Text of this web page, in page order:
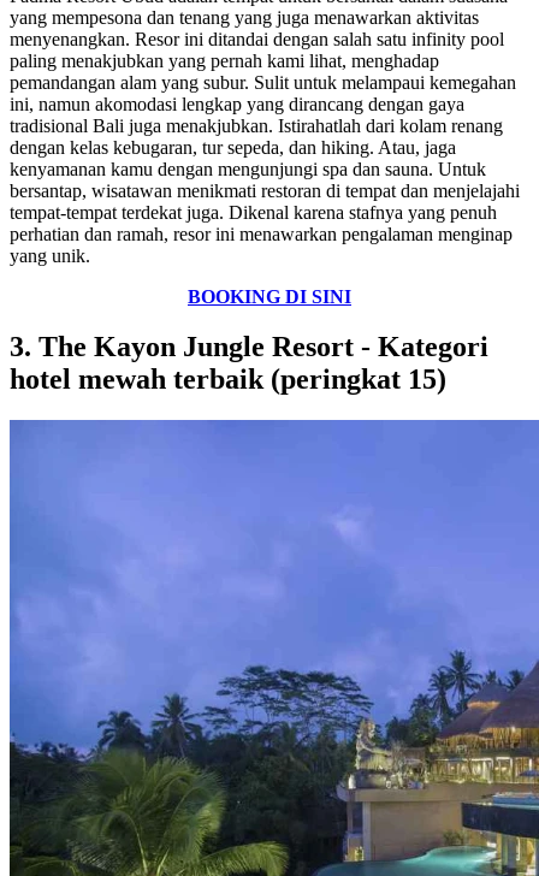
yang mempesona dan tenang yang juga menawarkan aktivitas
menyenangkan. Resor ini ditandai dengan salah satu infinity pool
paling menakjubkan yang pernah kami lihat, menghadap
pemandangan alam yang subur. Sulit untuk melampaui kemegahan
ini, namun akomodasi lengkap yang dirancang dengan gaya
tradisional Bali juga menakjubkan. Istirahatlah dari kolam renang
dengan kelas kebugaran, tur sepeda, dan hiking. Atau, jaga
kenyamanan kamu dengan mengunjungi spa dan sauna. Untuk
bersantap, wisatawan menikmati restoran di tempat dan menjelajahi
tempat-tempat terdekat juga. Dikenal karena stafnya yang penuh
perhatian dan ramah, resor ini menawarkan pengalaman menginap
yang unik.
BOOKING DI SINI
3. The Kayon Jungle Resort - Kategori
hotel mewah terbaik (peringkat 15)